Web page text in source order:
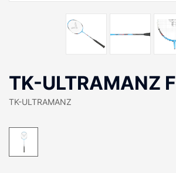
TK-ULTRAMANZ F
TK-ULTRAMANZ